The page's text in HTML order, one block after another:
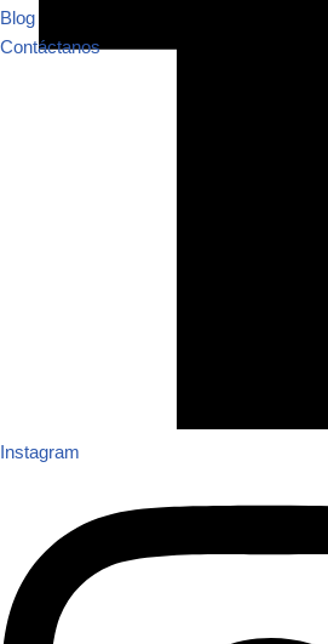
Instagram
Blog
Contáctanos